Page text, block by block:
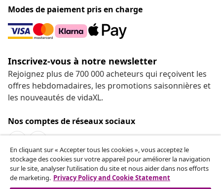
Modes de paiement pris en charge
Inscrivez-vous à notre newsletter
Rejoignez plus de 700 000 acheteurs qui reçoivent les
offres hebdomadaires, les promotions saisonnières et
les nouveautés de vidaXL.
Nos comptes de réseaux sociaux
Service Clients
En cliquant sur « Accepter tous les cookies », vous acceptez le
stockage des cookies sur votre appareil pour améliorer la navigation
sur le site, analyser l’utilisation du site et nous aider dans nos efforts
de marketing. Privacy Policy and Cookie Statement